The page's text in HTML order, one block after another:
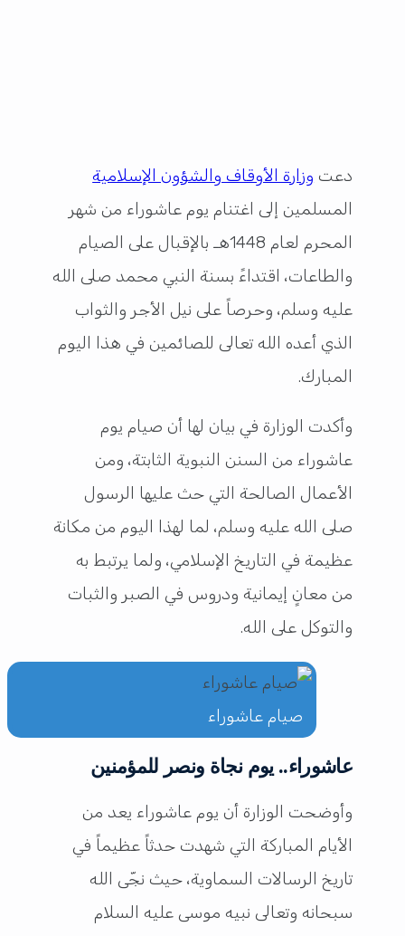
دعت وزارة الأوقاف والشؤون الإسلامية
المسلمين إلى اغتنام يوم عاشوراء من شهر
المحرم لعام 1448هـ بالإقبال على الصيام
والطاعات، اقتداءً بسنة النبي محمد صلى الله
عليه وسلم، وحرصاً على نيل الأجر والثواب
الذي أعده الله تعالى للصائمين في هذا اليوم
المبارك.
وأكدت الوزارة في بيان لها أن صيام يوم
عاشوراء من السنن النبوية الثابتة، ومن
الأعمال الصالحة التي حث عليها الرسول
صلى الله عليه وسلم، لما لهذا اليوم من مكانة
عظيمة في التاريخ الإسلامي، ولما يرتبط به
من معانٍ إيمانية ودروس في الصبر والثبات
والتوكل على الله.
صيام عاشوراء
عاشوراء.. يوم نجاة ونصر للمؤمنين
وأوضحت الوزارة أن يوم عاشوراء يعد من
الأيام المباركة التي شهدت حدثاً عظيماً في
تاريخ الرسالات السماوية، حيث نجّى الله
سبحانه وتعالى نبيه موسى عليه السلام